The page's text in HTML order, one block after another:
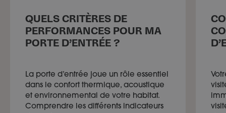
QUELS CRITÈRES DE
PERFORMANCES POUR MA
PORTE D’ENTRÉE ?
La porte d’entrée joue un rôle essentiel
dans le confort thermique, acoustique
et environnemental de votre habitat.
Comprendre les différents indicateurs